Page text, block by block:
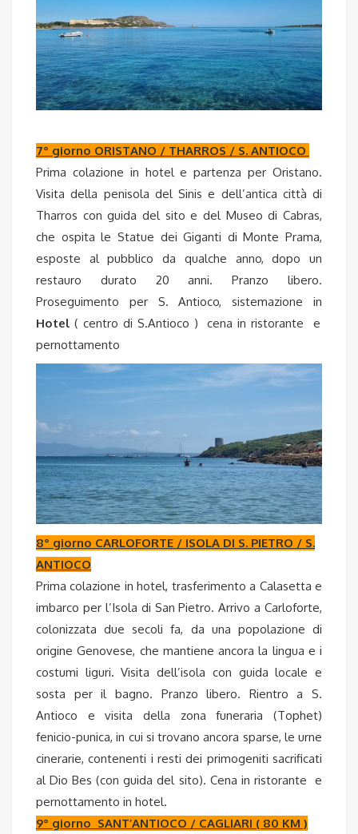
7° giorno ORISTANO / THARROS / S. ANTIOCO
Prima colazione in hotel e partenza per Oristano.
Visita della penisola del Sinis e dell’antica città di
Tharros con guida del sito e del Museo di Cabras,
che ospita le Statue dei Giganti di Monte Prama,
esposte al pubblico da qualche anno, dopo un
restauro durato 20 anni. Pranzo libero.
Proseguimento per S. Antioco, sistemazione in
Hotel ( centro di S.Antioco ) cena in ristorante e
pernottamento
8° giorno CARLOFORTE / ISOLA DI S. PIETRO / S.
ANTIOCO
Prima colazione in hotel, trasferimento a Calasetta e
imbarco per l’Isola di San Pietro. Arrivo a Carloforte,
colonizzata due secoli fa, da una popolazione di
origine Genovese, che mantiene ancora la lingua e i
costumi liguri. Visita dell’isola con guida locale e
sosta per il bagno. Pranzo libero. Rientro a S.
Antioco e visita della zona funeraria (Tophet)
fenicio-punica, in cui si trovano ancora sparse, le urne
cinerarie, contenenti i resti dei primogeniti sacrificati
al Dio Bes (con guida del sito). Cena in ristorante e
pernottamento in hotel.
9° giorno SANT’ANTIOCO / CAGLIARI ( 80 KM )